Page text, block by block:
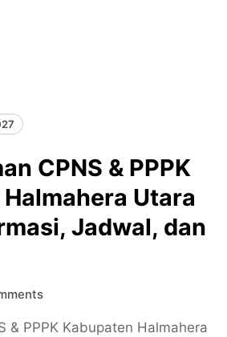
CPNS & PPPK
Utara
Jadwal, dan
& PPPK Kabupaten Halmahera